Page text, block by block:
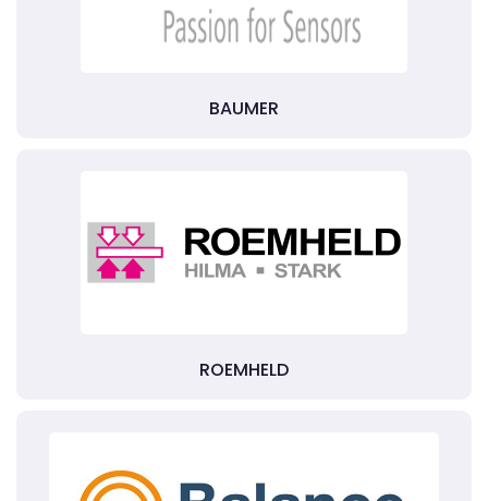
BAUMER
ROEMHELD